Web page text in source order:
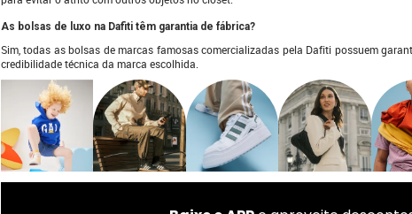
As bolsas de luxo na Dafiti têm garantia de fábrica?
Sim, todas as bolsas de marcas famosas comercializadas pela Dafiti possuem
credibilidade técnica da marca escolhida.